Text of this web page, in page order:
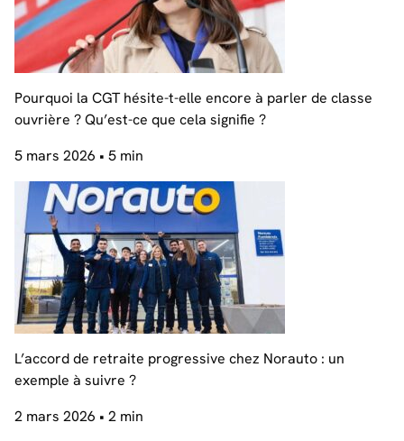
Pourquoi la CGT hésite-t-elle encore à parler de classe
ouvrière ? Qu’est-ce que cela signifie ?
5 mars 2026 • 5 min
L’accord de retraite progressive chez Norauto : un
exemple à suivre ?
2 mars 2026 • 2 min